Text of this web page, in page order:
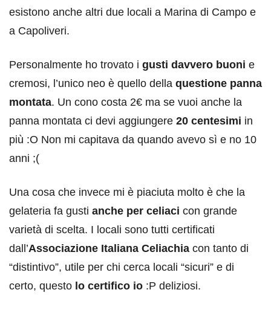
esistono anche altri due locali a Marina di Campo e
a Capoliveri.
Personalmente ho trovato i gusti davvero buoni e
cremosi, l’unico neo è quello della questione panna
montata. Un cono costa 2€ ma se vuoi anche la
panna montata ci devi aggiungere 20 centesimi in
più :O Non mi capitava da quando avevo sì e no 10
anni ;(
Una cosa che invece mi è piaciuta molto è che la
gelateria fa gusti anche per celiaci con grande
varietà di scelta. I locali sono tutti certificati
dall’Associazione Italiana Celiachia con tanto di
“distintivo”, utile per chi cerca locali “sicuri” e di
certo, questo lo certifico io :P deliziosi.